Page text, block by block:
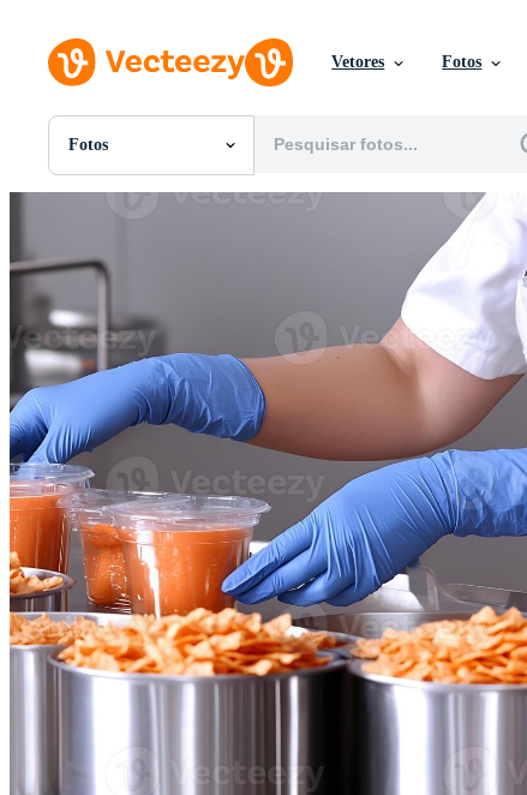
Vetores Fotos
Fotos
Todas Imagens
SVGs
Vetores
Videos
Motion graphics
Imagens Editoriais
Eventos Editoriais